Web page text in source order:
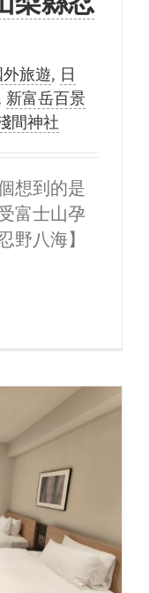
外旅遊, 日
新富岳百景
間神社
想到的是
富士山孕
野八海】